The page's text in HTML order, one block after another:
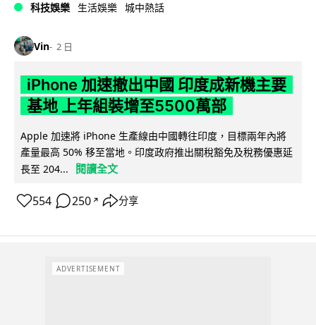
科技娛樂 生活娛樂 城中熱話
Vin 2 日
iPhone 加速撤出中國 印度成新機主要
基地 上年組裝增至5500萬部
Apple 加速將 iPhone 生產線由中國轉往印度，目標兩年內將
產量最高 50% 移至當地。印度政府推出關稅豁免及稅務優惠延
長至 204...
閱讀全文
554 250 ↗ 分享
ADVERTISEMENT